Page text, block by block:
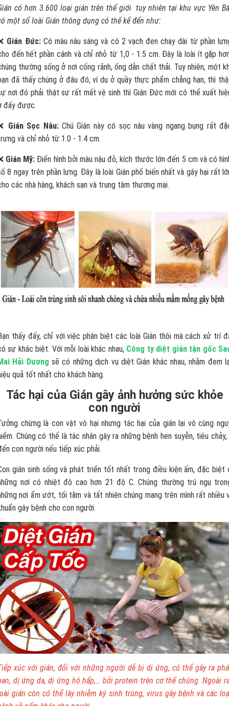
có hơn 3.600 loại gián trên thế giới tuy nhiên tại khu vực Yên
một số loài Gián thông dụng có thể kể đến như:
Gián Đức:Có màu nâu sáng và có 2 vạch đen chạy dài từ phần
đến hết phần cánh và chỉ nhỏ từ 1,0 - 1.5 cm. Đây là loài ít gặp
thường sống ở nơi cống rãnh, ống dẫn chất thải. Tuy nhiên, một
đã thấy chúng ở đâu đó, ví dụ ở quầy thực phẩm chẳng hạn, thì
nơi đó phải thật sự rất mất vệ sinh thì Gián Đức mới có thể xuất
đấy được.
Gián Sọc Nâu:Chú Gián này có sọc nâu vàng ngang bụng rất
và chỉ nhỏ từ 1.0 - 1.4 cm.
Gián Mỹ: Điển hình bởi màu nâu đỏ, kích thước lớn đến 5 cm và có
8 ngay trên phần lưng. Đây là loài Gián phổ biến nhất và gây hại rất
các nhà hàng, khách sạn và trung tâm thương mại.
thấy đấy, chỉ với việc phân biệt các loài Gián thôi mà cách xử trí
sự khác biệt. Với mỗi loài khác nhau, Công ty diệt gián tận gốc
Hải Dương sẽ có những dịch vụ diệt Gián khác nhau, nhằm đem
quả tốt nhất cho khách hàng.
Tác hại của Gián gây ảnh hưởng sức khỏe
con người
chừng là con vật vô hại nhưng tác hại của gián lại vô cùng
Chúng có thể là tác nhân gây ra những bệnh hen suyễn, tiêu
con người nếu tiếp xúc phải.
gián sinh sống và phát triển tốt nhất trong điều kiện ấm, đặc biệt
nơi có nhiệt độ cao hơn 21 độ C. Chúng thường trú ngụ
nơi ẩm ướt, tối tăm và tất nhiên chúng mang trên mình rất nhiều
gây bệnh cho con người.
xúc với gián, đối với những người dễ bị dị ứng, có thể gây ra
dị ứng da, dị ứng hô hấp,… bởi protein trên cơ thể chúng. Ngoài
gián còn có thể lây nhiễm ký sinh trùng, virus gây bệnh và các